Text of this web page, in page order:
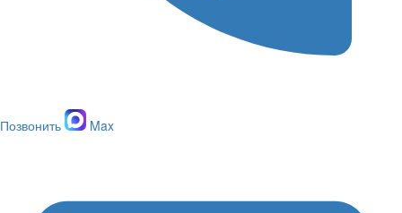
Позвонить Max